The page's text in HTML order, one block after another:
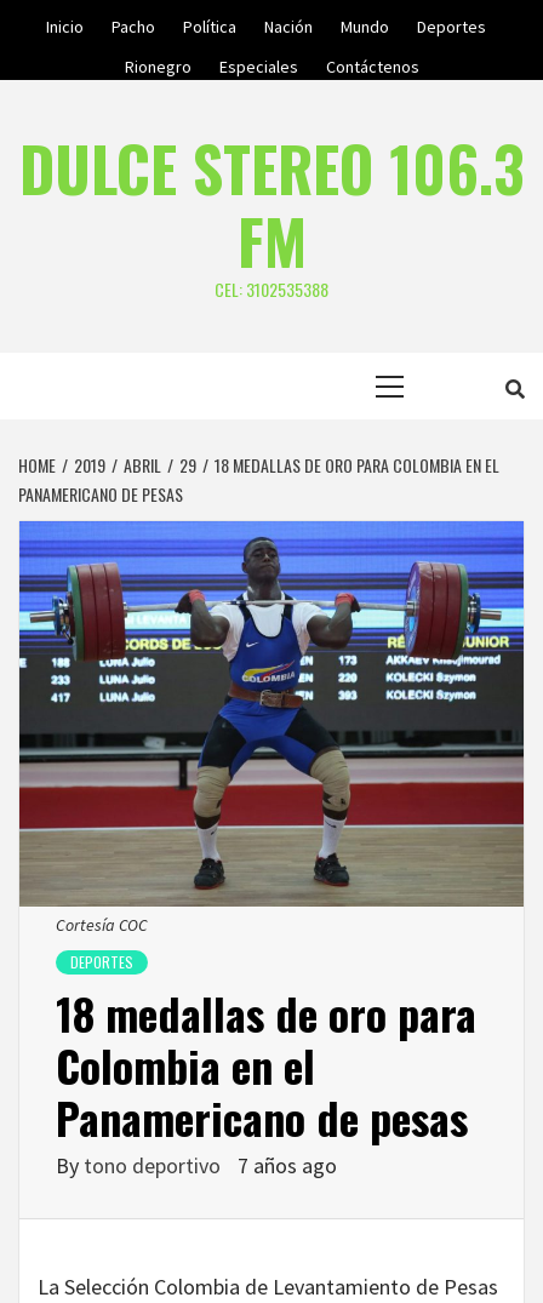
Inicio Pacho Política Nación Mundo
Deportes
Rionegro
Especiales Contáctenos
DULCE STEREO 106.3
FM
CEL: 3102535388
HOME 2019 ABRIL 29
18 MEDALLAS DE ORO PARA COLOMBIA EN EL
PANAMERICANO DE PESAS
Cortesía COC
DEPORTES
18 medallas de oro para
Colombia en el
Panamericano de pesas
By tono deportivo 7 años ago
La Selección Colombia de Levantamiento de Pesas